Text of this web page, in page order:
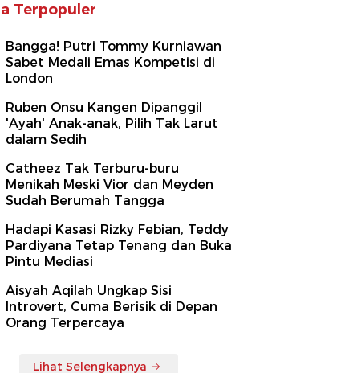
Terpopuler
Bangga! Putri Tommy Kurniawan
Sabet Medali Emas Kompetisi di
London
Ruben Onsu Kangen Dipanggil
'Ayah' Anak-anak, Pilih Tak Larut
dalam Sedih
Catheez Tak Terburu-buru
Menikah Meski Vior dan Meyden
Sudah Berumah Tangga
Hadapi Kasasi Rizky Febian, Teddy
Pardiyana Tetap Tenang dan Buka
Pintu Mediasi
Aisyah Aqilah Ungkap Sisi
Introvert, Cuma Berisik di Depan
Orang Terpercaya
Lihat Selengkapnya